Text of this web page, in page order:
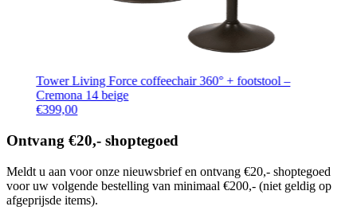
Tower Living Force coffeechair 360° + footstool –
Cremona 14 beige
€399,00
Ontvang €20,- shoptegoed
Meldt u aan voor onze nieuwsbrief en ontvang €20,- shoptegoed
voor uw volgende bestelling van minimaal €200,- (niet geldig op
afgeprijsde items).